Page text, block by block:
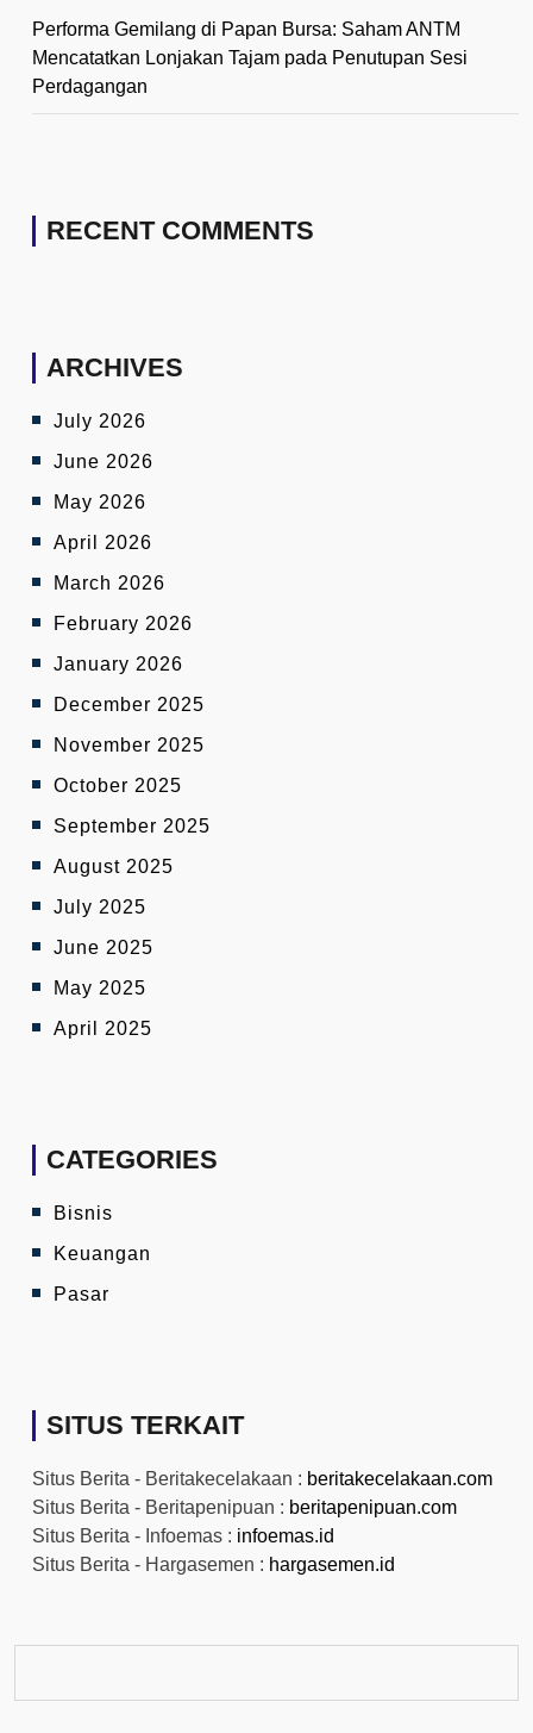
Performa Gemilang di Papan Bursa: Saham ANTM
Mencatatkan Lonjakan Tajam pada Penutupan Sesi
Perdagangan
RECENT COMMENTS
ARCHIVES
July 2026
June 2026
May 2026
April 2026
March 2026
February 2026
January 2026
December 2025
November 2025
October 2025
September 2025
August 2025
July 2025
June 2025
May 2025
April 2025
CATEGORIES
Bisnis
Keuangan
Pasar
SITUS TERKAIT
Situs Berita - Beritakecelakaan : beritakecelakaan.com
Situs Berita - Beritapenipuan : beritapenipuan.com
Situs Berita - Infoemas : infoemas.id
Situs Berita - Hargasemen : hargasemen.id